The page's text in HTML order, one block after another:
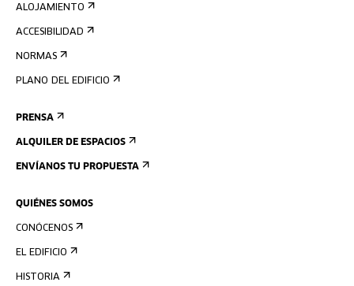
ALOJAMIENTO
ACCESIBILIDAD
NORMAS
PLANO DEL EDIFICIO
PRENSA
ALQUILER DE ESPACIOS
ENVÍANOS TU PROPUESTA
QUIÉNES SOMOS
CONÓCENOS
EL EDIFICIO
HISTORIA